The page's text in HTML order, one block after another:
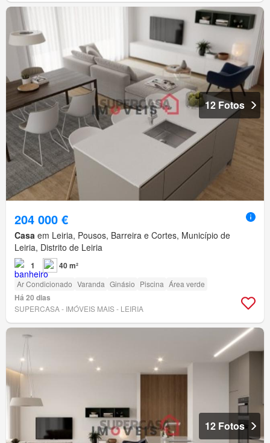
12 Fotos
204 000 €
Casa em Leiria, Pousos, Barreira e Cortes, Município de
Leiria, Distrito de Leiria
1 40 m²
Ar Condicionado Varanda Ginásio Piscina Área verde
Há 20 dias
SUPERCASA - IMÓVEIS MAIS - LEIRIA
12 Fotos